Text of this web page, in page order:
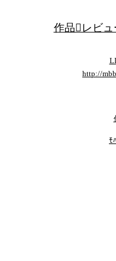
作品レビュ
http://
ﾓ